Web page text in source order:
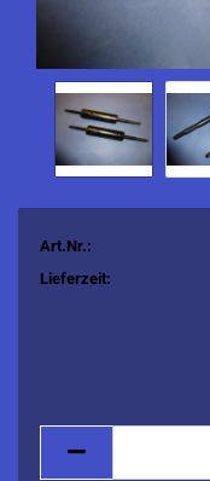
Art.Nr.:
Lieferzeit: